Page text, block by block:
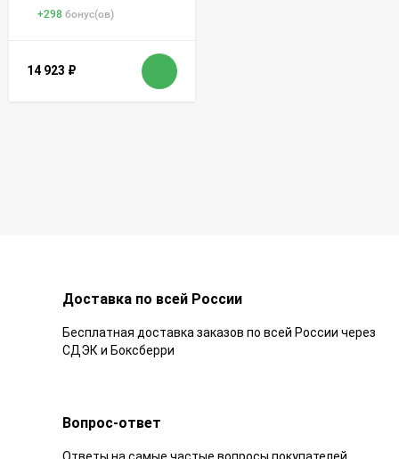
+298 бонус(ов)
14 923 ₽
Доставка по всей России
Бесплатная доставка заказов по всей России через
СДЭК и Боксберри
Вопрос-ответ
Ответы на самые частые вопросы покупателей